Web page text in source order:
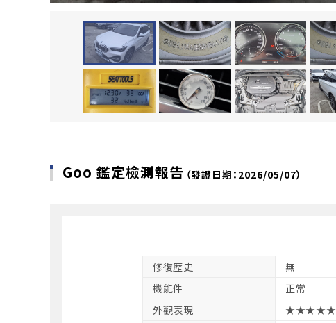
Goo 鑑定檢測報告 （發證日期：2026/05/07）
修復歴史 無
機能件
正常
外觀表現
★★★★★